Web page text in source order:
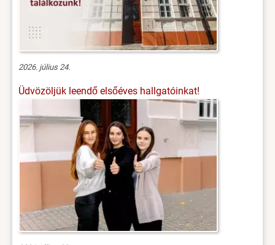
2026. július 24.
Üdvözöljük leendő elsőéves hallgatóinkat!